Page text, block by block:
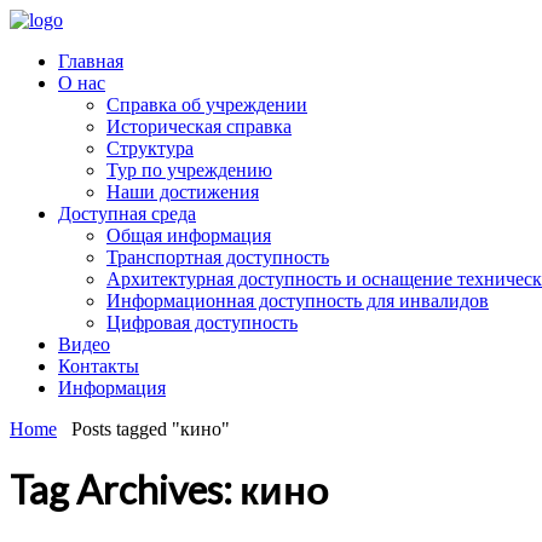
Главная
О нас
Справка об учреждении
Историческая справка
Структура
Тур по учреждению
Наши достижения
Доступная среда
Общая информация
Транспортная доступность
Архитектурная доступность и оснащение
Информационная доступность для инвалидов
Цифровая доступность
Видео
Контакты
Информация
Home
Posts tagged "кино"
Tag Archives: кино